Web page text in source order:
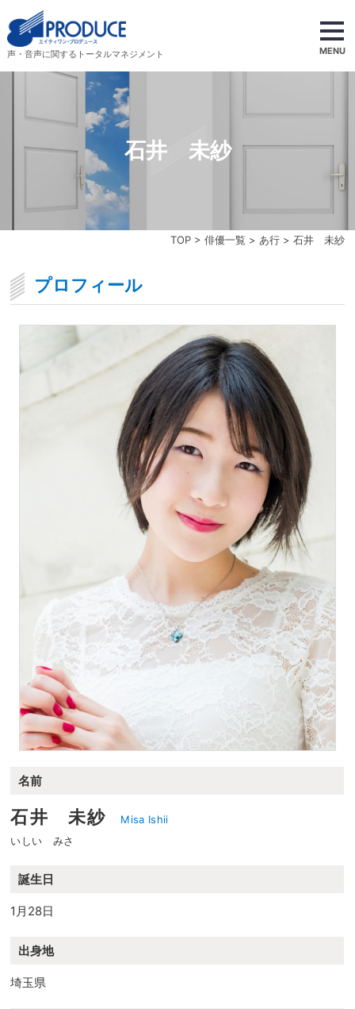
声・音声に関するトータルマネジメント MENU
TOP> 俳優一覧 > あ行> 石井 未紗
石井 未紗
プロフィール
名前
石井 未紗
Misa Ishii
いしい みさ
誕生日
1月28日
出身地
埼玉県